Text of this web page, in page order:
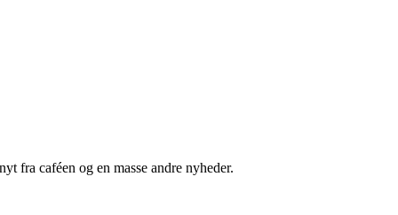
fra caféen og en masse andre nyheder.